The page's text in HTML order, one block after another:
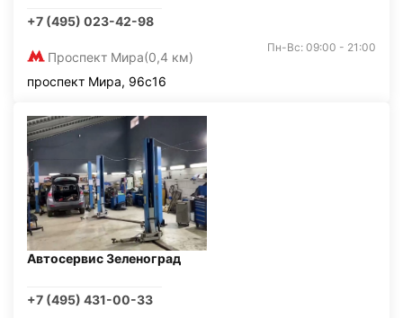
+7 (495) 023-42-98
Проспект Мира(0,4 км)
Пн-Вс: 09:00 - 21:00
проспект Мира, 96с16
Автосервис Зеленоград
+7 (495) 431-00-33